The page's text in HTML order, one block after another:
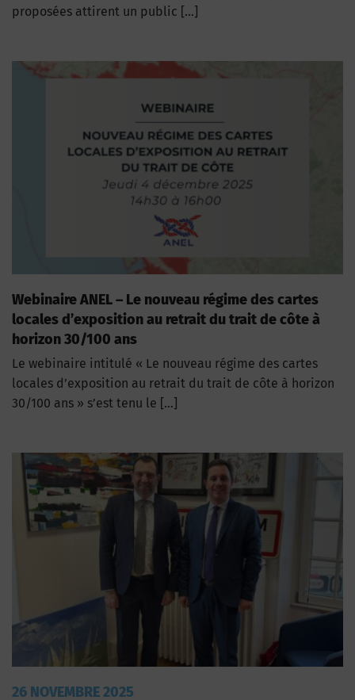
proposées attirent un public […]
Webinaire ANEL – Le nouveau régime des cartes
locales d’exposition au retrait du trait de côte à
horizon 30/100 ans
Le webinaire intitulé « Le nouveau régime des cartes
locales d’exposition au retrait du trait de côte à horizon
30/100 ans » s’est tenu le […]
26 NOVEMBRE 2025